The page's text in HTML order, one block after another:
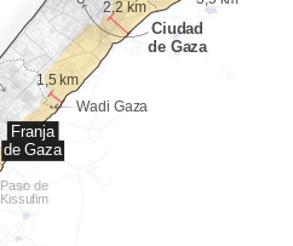
2,2 km
Ciudad
de Gaza
1,5 km
Wadi Gaza
Franja
de Gaza
Paso de
Kissufim